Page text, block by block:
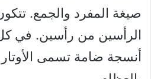
صيغة المفرد والجمع.
الرأسين من رأسين. في
أنسجة ضامة تسمى